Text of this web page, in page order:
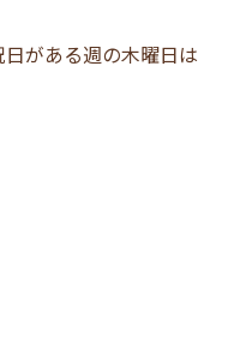
がある週の木曜日は